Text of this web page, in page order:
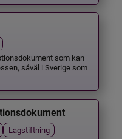
som kan
såväl i Sverige som
Lagstiftning